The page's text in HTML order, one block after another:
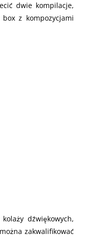
dwie kompilacje,
z kompozycjami
dźwiękowych,
zakwalifikować